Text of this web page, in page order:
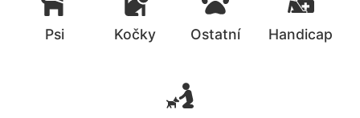
Psi Kočky Ostatní Handicap